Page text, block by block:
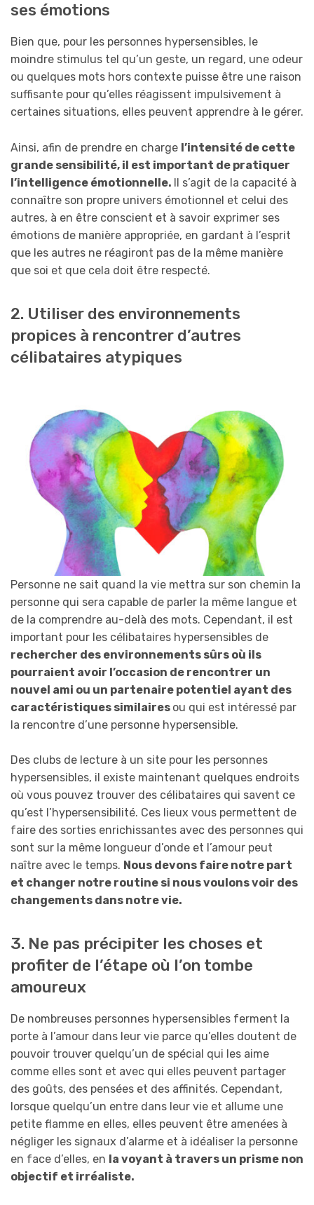
ses émotions
Bien que, pour les personnes hypersensibles, le
moindre stimulus tel qu’un geste, un regard, une odeur
ou quelques mots hors contexte puisse être une raison
suffisante pour qu’elles réagissent impulsivement à
certaines situations, elles peuvent apprendre à le gérer.
Ainsi, afin de prendre en charge l’intensité de cette
grande sensibilité, il est important de pratiquer
l’intelligence émotionnelle. Il s’agit de la capacité à
connaître son propre univers émotionnel et celui des
autres, à en être conscient et à savoir exprimer ses
émotions de manière appropriée, en gardant à l’esprit
que les autres ne réagiront pas de la même manière
que soi et que cela doit être respecté.
2. Utiliser des environnements
propices à rencontrer d’autres
célibataires atypiques
Personne ne sait quand la vie mettra sur son chemin la
personne qui sera capable de parler la même langue et
de la comprendre au-delà des mots. Cependant, il est
important pour les célibataires hypersensibles de
rechercher des environnements sûrs où ils
pourraient avoir l’occasion de rencontrer un
nouvel ami ou un partenaire potentiel ayant des
caractéristiques similaires ou qui est intéressé par
la rencontre d’une personne hypersensible.
Des clubs de lecture à un site pour les personnes
hypersensibles, il existe maintenant quelques endroits
où vous pouvez trouver des célibataires qui savent ce
qu’est l’hypersensibilité. Ces lieux vous permettent de
faire des sorties enrichissantes avec des personnes qui
sont sur la même longueur d’onde et l’amour peut
naître avec le temps. Nous devons faire notre part
et changer notre routine si nous voulons voir des
changements dans notre vie.
3. Ne pas précipiter les choses et
profiter de l’étape où l’on tombe
amoureux
De nombreuses personnes hypersensibles ferment la
porte à l’amour dans leur vie parce qu’elles doutent de
pouvoir trouver quelqu’un de spécial qui les aime
comme elles sont et avec qui elles peuvent partager
des goûts, des pensées et des affinités. Cependant,
lorsque quelqu’un entre dans leur vie et allume une
petite flamme en elles, elles peuvent être amenées à
négliger les signaux d’alarme et à idéaliser la personne
en face d’elles, en la voyant à travers un prisme non
objectif et irréaliste.